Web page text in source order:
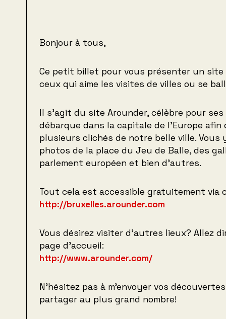
Bonjour à tous,
Ce petit billet pour vous présenter un
ceux qui aime les visites de villes ou se
Il s’agit du site Arounder, célèbre pour ses
débarque dans la capitale de l’Europe
plusieurs clichés de notre belle ville. Vous
photos de la place du Jeu de Balle, des
parlement européen et bien d’autres.
Tout cela est accessible gratuitement via
http://bruxelles.arounder.com
Vous désirez visiter d’autres lieux? Allez
page d’accueil:
http://www.arounder.com/
N’hésitez pas à m’envoyer vos
partager au plus grand nombre!